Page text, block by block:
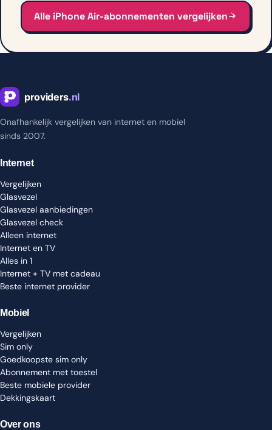
Alle iPhone Air-abonnementen vergelijken
Onafhankelijk vergelijken van internet en mobiel
sinds 2007.
Internet
Vergelijken
Glasvezel
Glasvezel aanbiedingen
Glasvezel check
Alleen internet
Internet en TV
Alles in 1
Internet + TV met cadeau
Beste internet provider
Mobiel
Vergelijken
Sim only
Goedkoopste sim only
Abonnement met toestel
Beste mobiele provider
Dekkingskaart
Over ons